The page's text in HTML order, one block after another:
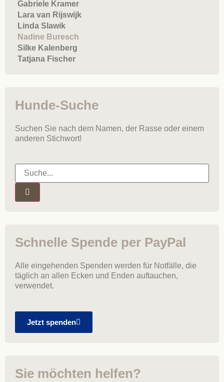
Gabriele Kramer
Lara van Rijswijk
Linda Slawik
Nadine Buresch
Silke Kalenberg
Tatjana Fischer
Hunde-Suche
Suchen Sie nach dem Namen, der Rasse oder einem
anderen Stichwort!
Schnelle Spende per PayPal
Alle eingehenden Spenden werden für Notfälle, die
täglich an allen Ecken und Enden auftauchen,
verwendet.
Jetzt spenden
Sie möchten helfen?